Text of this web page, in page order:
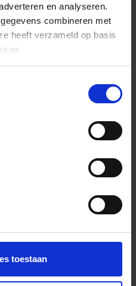
en analyseren.
combineren met
heeft verzameld op basis
toestaan